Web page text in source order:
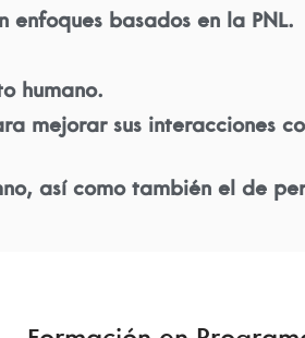
enfoques basados en la PNL.
humano.
mejorar sus interacciones
así como también el de